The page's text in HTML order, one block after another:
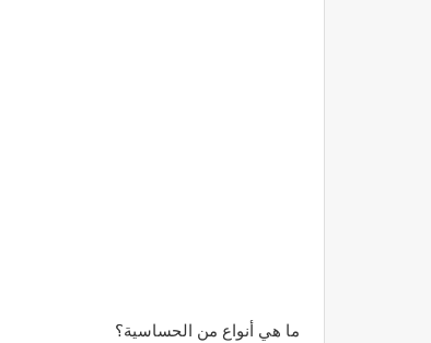
ما هي أنواع من الحساسية؟